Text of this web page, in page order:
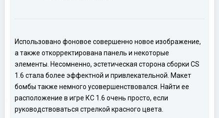
Использовано фоновое совершенно новое изображение,
а также откорректирована панель и некоторые
элементы. Несомненно, эстетическая сторона сборки CS
1.6 стала более эффектной и привлекательной. Макет
бомбы также немного усовершенствовался. Найти ее
расположение в игре КС 1.6 очень просто, если
руководствоваться стрелкой красного цвета.